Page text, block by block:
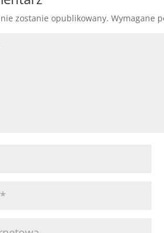
zostanie opublikowany. Wymagane